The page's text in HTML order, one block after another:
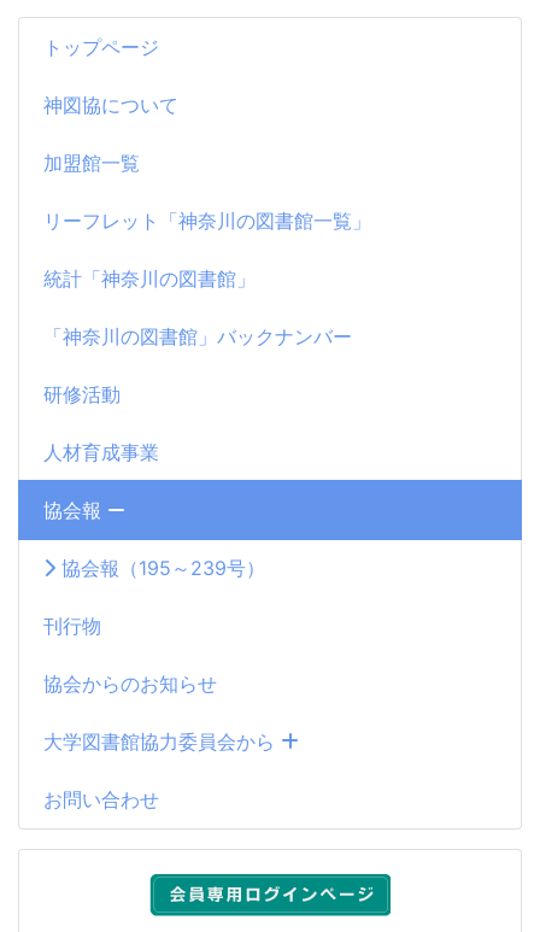
トップページ
神図協について
加盟館一覧
リーフレット「神奈川の図書館一覧」
統計「神奈川の図書館」
「神奈川の図書館」バックナンバー
研修活動
人材育成事業
協会報
協会報（195～239号）
刊行物
協会からのお知らせ
大学図書館協力委員会から
お問い合わせ